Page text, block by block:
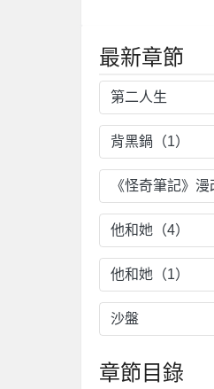
最新章節
第二人生
背黑鍋（1）
《怪奇筆記》漫
他和她（4）
他和她（1）
沙盤
章節目錄